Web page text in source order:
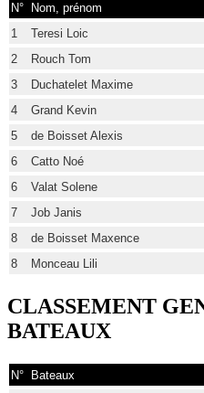
N° Nom, prénom
1
Teresi Loic
2
Rouch Tom
3
Duchatelet Maxime
4
Grand Kevin
5
de Boisset Alexis
6
Catto Noé
6
Valat Solene
7
Job Janis
8
de Boisset Maxence
8
Monceau Lili
CLASSEMENT
BATEAUX
N° Bateaux